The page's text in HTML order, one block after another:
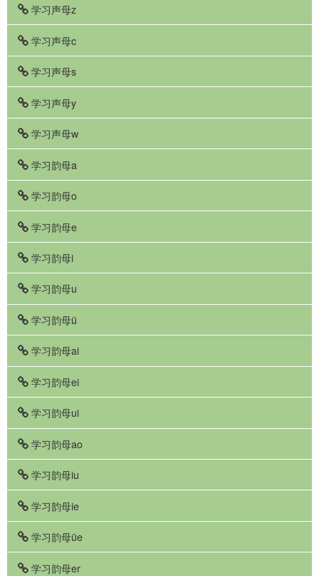
学习声母z
学习声母c
学习声母s
学习声母y
学习声母w
学习韵母a
学习韵母o
学习韵母e
学习韵母i
学习韵母u
学习韵母ü
学习韵母ai
学习韵母ei
学习韵母ui
学习韵母ao
学习韵母iu
学习韵母ie
学习韵母üe
学习韵母er